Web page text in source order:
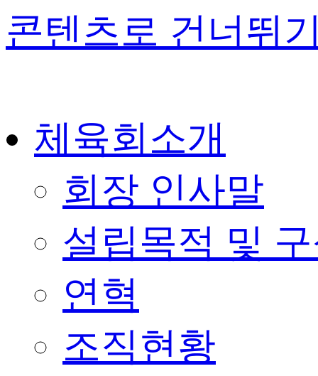
콘텐츠로 건너뛰
체육회소개
회장 인사말
설립목적 및
연혁
조직현황